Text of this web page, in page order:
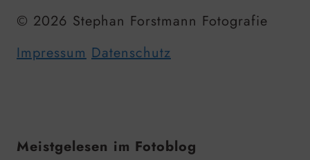
© 2026 Stephan Forstmann Fotografie
Impressum Datenschutz
Meistgelesen im Fotoblog